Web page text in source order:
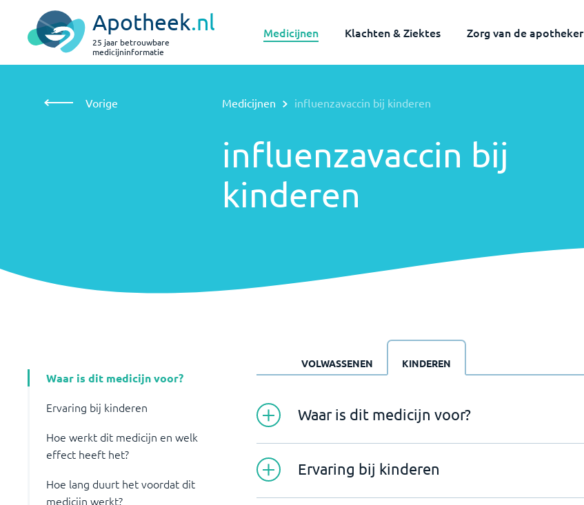
Apotheek.nl
25 jaar betrouwbare
medicijninformatie
Medicijnen Klachten & Ziektes Zorg van de apotheker
influenzavaccin
Volwassenen
Vorige Medicijnen influenzavaccin bij kinderen
influenzavaccin bij
kinderen
Waar is dit medicijn voor?
Ervaring bij kinderen
Hoe werkt dit medicijn en welk
effect heeft het?
Hoe lang duurt het voordat dit
medicijn werkt?
VOLWASSENEN KINDEREN
Waar is dit medicijn voor?
Ervaring bij kinderen